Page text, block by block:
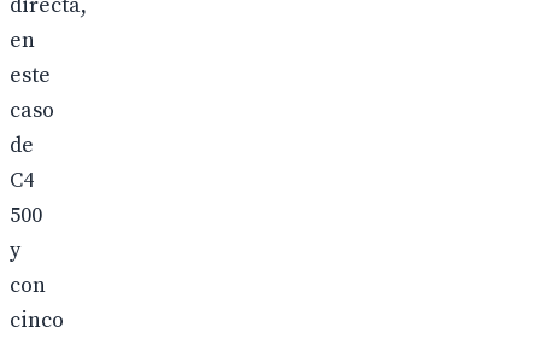
en
este
caso
de
C4
500
y
con
cinco